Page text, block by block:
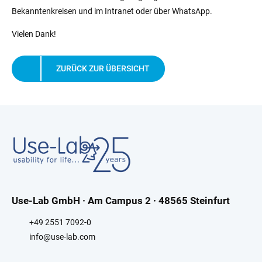
Bekanntenkreisen und im Intranet oder über WhatsApp.
Vielen Dank!
ZURÜCK ZUR ÜBERSICHT
Use-Lab GmbH · Am Campus 2 · 48565 Steinfurt
+49 2551 7092-0
info@use-lab.com